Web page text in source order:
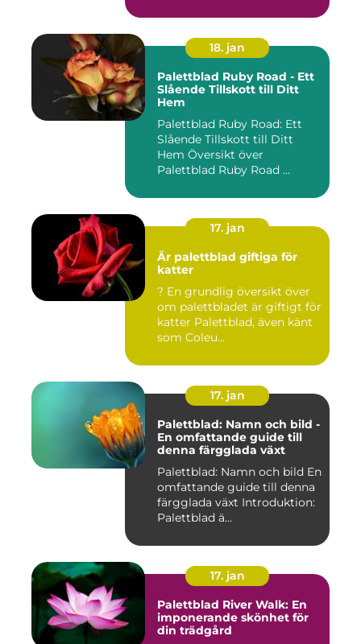
18. jan
Palettblad Ruby Road - Ett
Slående Tillskott till Ditt
Hem
Palettblad Ruby Road: Ett
Slående Tillskott till Ditt
Hem Översikt över
Palettblad Ruby Road ...
17. jan
Är palettblad giftiga för
katter
? En grundlig översikt över
om palettbladet är giftigt för
katter Palettblad, även känt
som Coleu...
17. jan
Palettblad: Namn och bild -
En omfattande guide till
denna färgglada växt
Palettblad: Namn och bild En
omfattande guide till denna
färgglada växt Introduktion:
Palettblad ä...
17. jan
Palettblad River Walk: En
imponerande skönhet för
din trädgård